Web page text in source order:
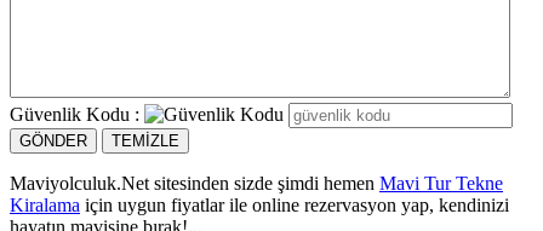
Güvenlik Kodu :
Maviyolculuk.Net sitesinden sizde şimdi hemen Mavi Tur Tekne
Kiralama için uygun fiyatlar ile online rezervasyon yap, kendinizi
hayatın mavisine bırak!...